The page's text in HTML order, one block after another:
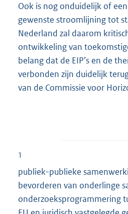
Ook is nog onduidelijk of
gewenste stroomlijning tot
Nederland zal daarom
ontwikkeling van
belang dat de EIP’s en de
verbonden zijn duidelijk
van de Commissie voor
1
publiek-publieke
bevorderen van onderlinge
onderzoeksprogrammering